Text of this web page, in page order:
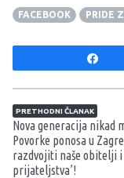
FACEBOOK PRIDE
Navigacija
PRETHODNI ČLANAK
Nova generacija nikad
Povorke ponosa u
razdvojiti naše obitelji i
prijateljstva’!